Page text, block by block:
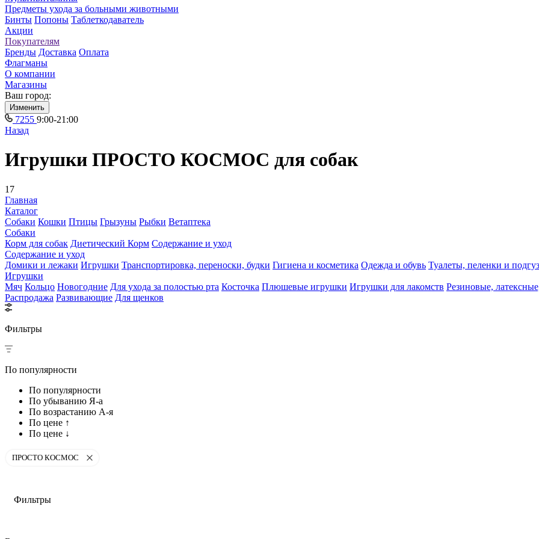
Предметы ухода за больными животными
Бинты Попоны Таблеткодаватель
Акции
Покупателям
Бренды Доставка Оплата
Флагманы
О компании
Магазины
Ваш город:
Изменить
7255 9:00-21:00
Назад
Игрушки ПРОСТО КОСМОС для собак
17
Главная
Каталог
Собаки Кошки Птицы Грызуны Рыбки Ветаптека
Собаки
Корм для собак Диетический Корм Содержание и уход
Содержание и уход
Домики и лежаки Игрушки Транспортировка, переноски, будки Гигиена и косметика Одежда и обувь Туалеты, пеленки и
Игрушки
Мяч Кольцо Новогодние Для ухода за полостью рта Косточка Плюшевые игрушки Игрушки для лакомств Резиновые,
Распродажа Развивающие Для щенков
Фильтры
По популярности
По популярности
По убыванию Я-а
По возрастанию А-я
По цене ↑
По цене ↓
ПРОСТО КОСМОС
Фильтры